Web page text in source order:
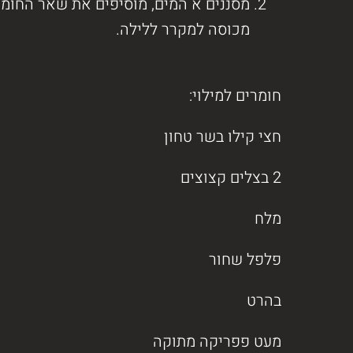
מכוסה למקרר ללילה.
חומרים למילוי:
חצי קילו בשר טחון
2 בצלים קצוצים
מלח
פלפל שחור
בהרט
מעט פפריקה מתוקה